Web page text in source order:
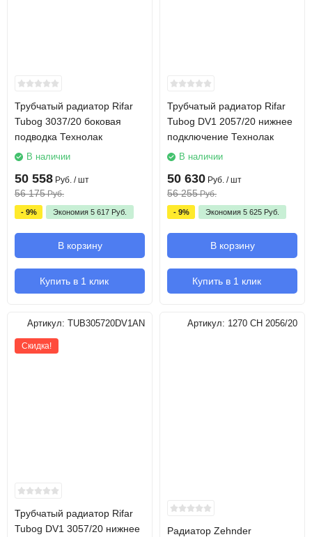
Трубчатый радиатор Rifar
Tubog 3037/20 боковая
подводка Технолак
В наличии
50 558 Руб. / шт
56 175 Руб.
- 9% Экономия 5 617 Руб.
В корзину
Купить в 1 клик
Трубчатый радиатор Rifar
Tubog DV1 2057/20 нижнее
подключение Технолак
В наличии
50 630 Руб. / шт
56 255 Руб.
- 9% Экономия 5 625 Руб.
В корзину
Купить в 1 клик
Артикул: TUB305720DV1AN
Скидка!
Трубчатый радиатор Rifar
Tubog DV1 3057/20 нижнее
Артикул: 1270 CH 2056/20
Радиатор Zehnder